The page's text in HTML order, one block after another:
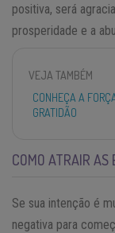
positiva, será
prosperidade e a
VEJA TAMBÉM
CONHEÇA A
GRATIDÃO
COMO ATRAIR AS
Se sua intenção é
negativa para